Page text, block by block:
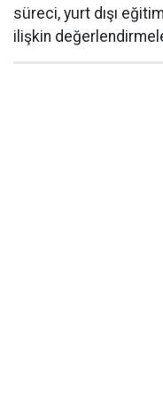
süreci, yurt dışı
ilişkin